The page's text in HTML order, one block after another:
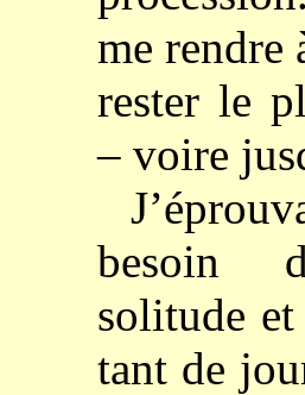
me rendre
rester le
– voire
besoin
solitude
tant de